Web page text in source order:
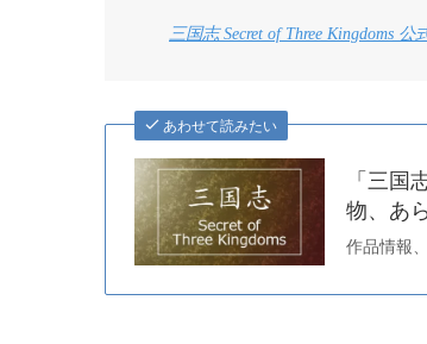
三国志 Secret of Three Kingdoms 公
あわせて読みたい
「三国
物、あ
作品情報